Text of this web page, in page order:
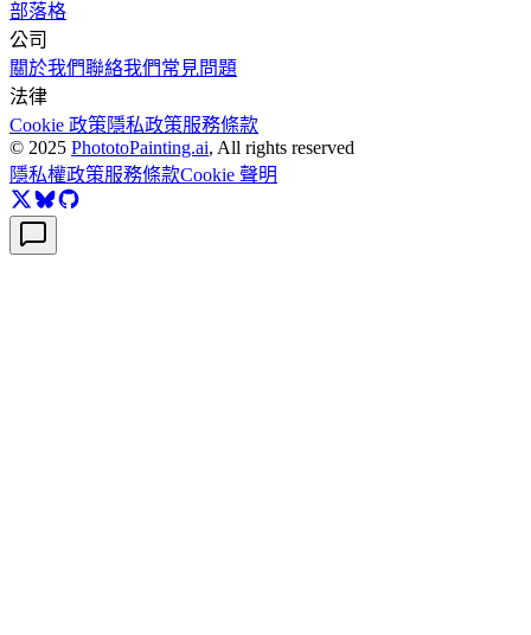
部落格
公司
關於我們聯絡我們常見問題
法律
Cookie 政策隱私政策服務條款
© 2025 PhototoPainting.ai, All rights reserved
隱私權政策服務條款Cookie 聲明